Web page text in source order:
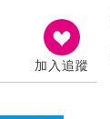
加入追蹤